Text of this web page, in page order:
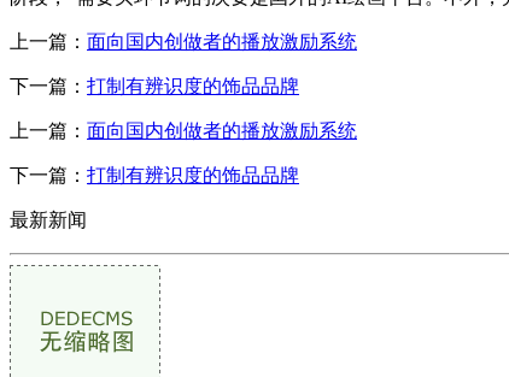
上一篇： 面向国内创做者的播放激励系统
下一篇： 打制有辨识度的饰品品牌
上一篇： 面向国内创做者的播放激励系统
下一篇： 打制有辨识度的饰品品牌
最新新闻